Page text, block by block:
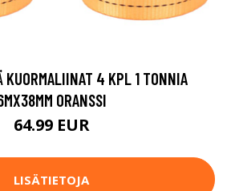
KUORMALIINAT 4 KPL 1 TONNIA
ORANSSI
64.99 EUR
LISÄTIETOJA